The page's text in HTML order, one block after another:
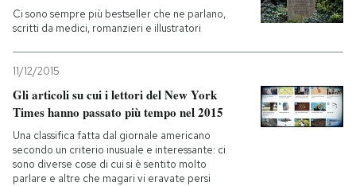
Ci sono sempre più bestseller che ne parlano,
scritti da medici, romanzieri e illustratori
11/12/2015
Gli articoli su cui i lettori del New York
Times hanno passato più tempo nel 2015
Una classifica fatta dal giornale americano
secondo un criterio inusuale e interessante: ci
sono diverse cose di cui si è sentito molto
parlare e altre che magari vi eravate persi